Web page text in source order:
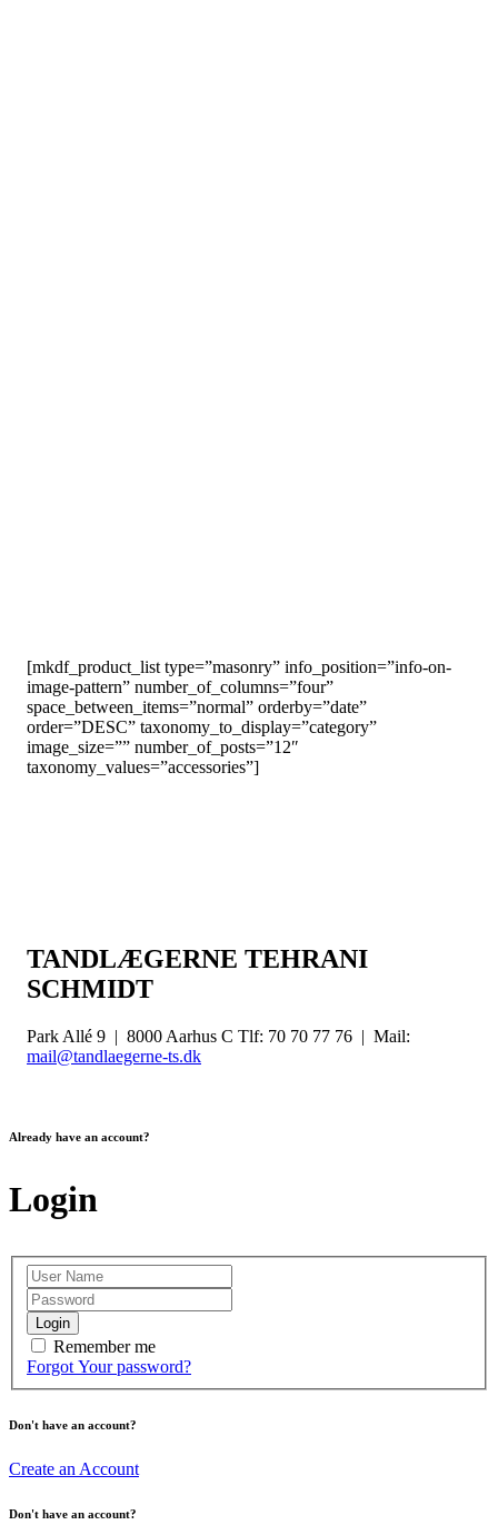
[mkdf_product_list type=”masonry” info_position=”info-on-
image-pattern” number_of_columns=”four”
space_between_items=”normal” orderby=”date”
order=”DESC” taxonomy_to_display=”category”
image_size=”” number_of_posts=”12″
taxonomy_values=”accessories”]
TANDLÆGERNE TEHRANI
SCHMIDT
Park Allé 9 | 8000 Aarhus C Tlf: 70 70 77 76 | Mail:
mail@tandlaegerne-ts.dk
Already have an account?
Login
Login
Remember me
Forgot Your password?
Don't have an account?
Create an Account
Don't have an account?